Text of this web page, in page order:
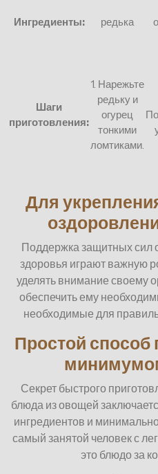
Ингредиенты: редька
Шаги
приготовления:
1. Нарежьте
редьку и
огурец
тонкими
ломтиками.
Для
Поддержка защитных сил
здоровья играют важную
уделять внимание своему
обеспечить ему
необходимые для
Простой способ
Секрет быстрого
блюда из овощей
ингредиентов и
самый занятой человек с
это блюдо за